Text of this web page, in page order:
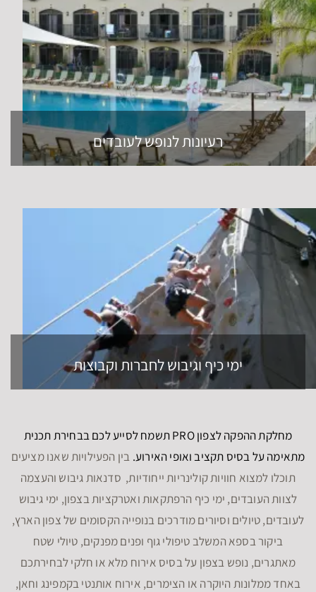
רעיונות לנופש לעובדים
ימי כיף וגיבוש לחברות וקבוצות
מחלקת ההפקה לצפון PRO תשמח לסייע לכם בבחירת תכנית
מתאימה על בסיס תקציב ואופי האירוע. בין הפעילויות שאנו מציעים
תוכלו למצוא חוויות קולינריות ייחודיות, סדנאות גיבוש והעצמה
לצוות העובדים, ימי כיף הרפתקאות ואטרקציות בצפון, ימי גיבוש
לעובדים, טיולים וסיורים מודרכים בנופייה הקסומים של צפון הארץ,
ביקור בספא המשלב טיפולי גוף ופנים מפנקים, טיולי שטח
מאתגרים, נופש בצפון על בסיס אירוח מלא או חלקי לבחירתכם
באחד ממלונות היוקרה או הצימרים, אירוח אותנטי בקמפינג וחאן,